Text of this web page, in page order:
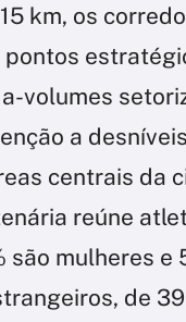
km, os
pontos
volumes
a
centrais da
reúne
são mulheres e
de